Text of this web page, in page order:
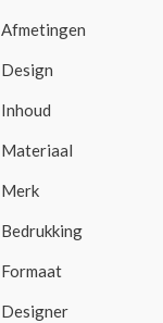
Afmetingen
Design
Inhoud
Materiaal
Merk
Bedrukking
Formaat
Designer